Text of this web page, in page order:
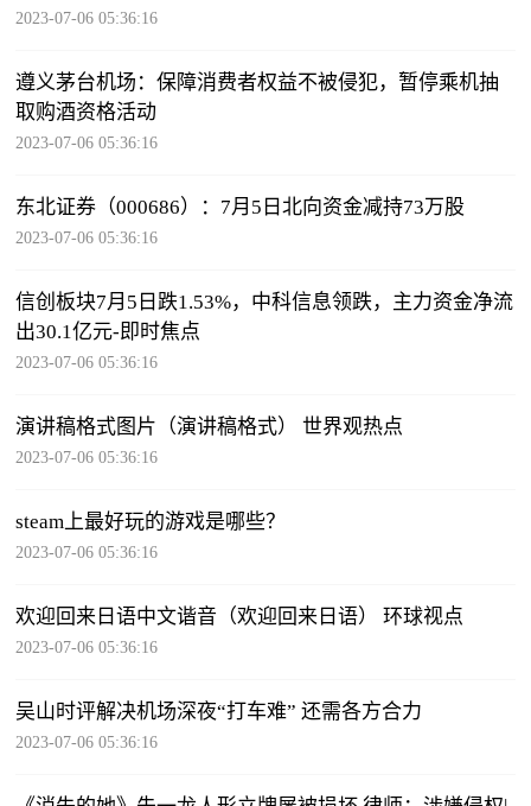
2023-07-06 05:36:16
遵义茅台机场：保障消费者权益不被侵犯，暂停乘机抽
取购酒资格活动
2023-07-06 05:36:16
东北证券（000686）：7月5日北向资金减持73万股
2023-07-06 05:36:16
信创板块7月5日跌1.53%，中科信息领跌，主力资金净流
出30.1亿元-即时焦点
2023-07-06 05:36:16
演讲稿格式图片（演讲稿格式） 世界观热点
2023-07-06 05:36:16
steam上最好玩的游戏是哪些？
2023-07-06 05:36:16
欢迎回来日语中文谐音（欢迎回来日语） 环球视点
2023-07-06 05:36:16
吴山时评解决机场深夜“打车难” 还需各方合力
2023-07-06 05:36:16